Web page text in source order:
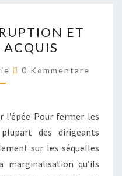
ET
Kommentare
0 Kommentare
l’épée Pour fermer les
des dirigeants
sur les séquelles
qu’ils